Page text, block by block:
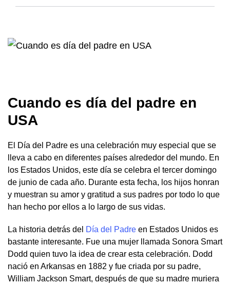
Cuando es día del padre en
USA
El Día del Padre es una celebración muy especial que se
lleva a cabo en diferentes países alrededor del mundo. En
los Estados Unidos, este día se celebra el tercer domingo
de junio de cada año. Durante esta fecha, los hijos honran
y muestran su amor y gratitud a sus padres por todo lo que
han hecho por ellos a lo largo de sus vidas.
La historia detrás del Día del Padre en Estados Unidos es
bastante interesante. Fue una mujer llamada Sonora Smart
Dodd quien tuvo la idea de crear esta celebración. Dodd
nació en Arkansas en 1882 y fue criada por su padre,
William Jackson Smart, después de que su madre muriera